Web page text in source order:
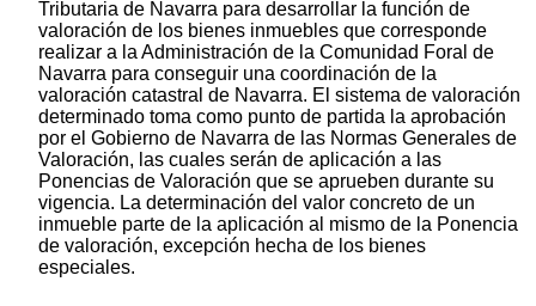
Tributaria de Navarra para desarrollar la función de
valoración de los bienes inmuebles que corresponde
realizar a la Administración de la Comunidad Foral de
Navarra para conseguir una coordinación de la
valoración catastral de Navarra. El sistema de valoración
determinado toma como punto de partida la aprobación
por el Gobierno de Navarra de las Normas Generales de
Valoración, las cuales serán de aplicación a las
Ponencias de Valoración que se aprueben durante su
vigencia. La determinación del valor concreto de un
inmueble parte de la aplicación al mismo de la Ponencia
de valoración, excepción hecha de los bienes
especiales.